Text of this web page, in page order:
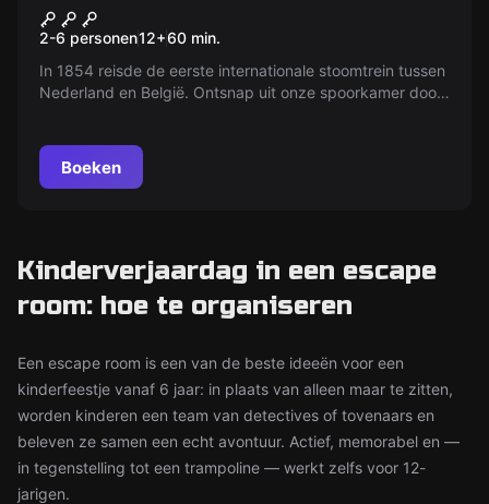
Lijn 12
2-6 personen12+60 min.
In 1854 reisde de eerste internationale stoomtrein tussen
Nederland en België. Ontsnap uit onze spoorkamer door
Boeken
Kinderverjaardag in een escape
room: hoe te organiseren
Een escape room is een van de beste ideeën voor een
kinderfeestje vanaf 6 jaar: in plaats van alleen maar te zitten,
worden kinderen een team van detectives of tovenaars en
beleven ze samen een echt avontuur. Actief, memorabel en —
in tegenstelling tot een trampoline — werkt zelfs voor 12-
jarigen.